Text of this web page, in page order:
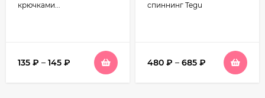
крючками...
135 ₽ – 145 ₽
спиннинг Tegu
480 ₽ – 685 ₽